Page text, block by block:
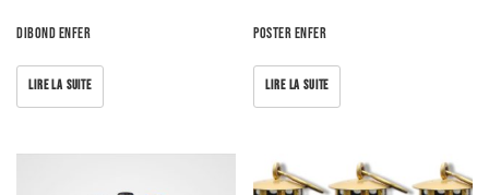
Dibond enFER
LIRE LA SUITE
Poster enFER
LIRE LA SUITE